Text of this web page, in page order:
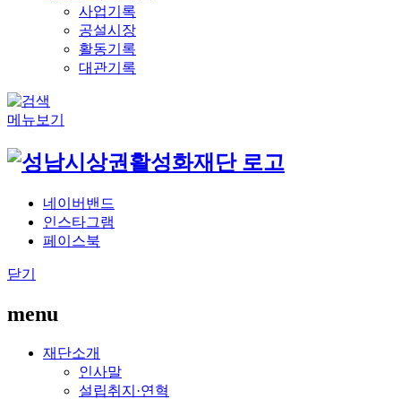
사업기록
공설시장
활동기록
대관기록
메뉴보기
네이버밴드
인스타그램
페이스북
닫기
menu
재단소개
인사말
설립취지·연혁